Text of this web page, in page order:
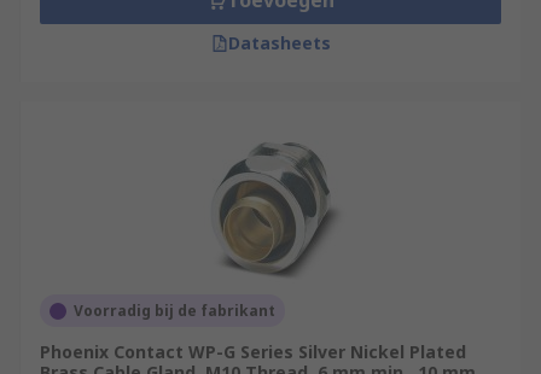
Datasheets
Voorradig bij de fabrikant
Phoenix Contact WP-G Series Silver Nickel Plated